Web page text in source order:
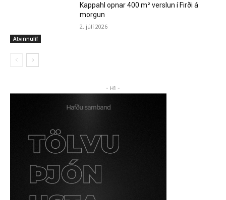
Atvinnulíf
Kappahl opnar 400 m² verslun í Firði á
morgun
2. júlí 2026
- H1 -